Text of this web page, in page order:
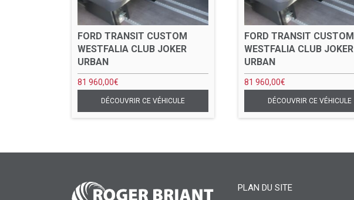
FORD TRANSIT CUSTOM
WESTFALIA CLUB JOKER
URBAN
81 960,00€
FORD TRANSIT CUSTOM
WESTFALIA CLUB JOKER
URBAN
81 960,00€
PLAN DU SITE